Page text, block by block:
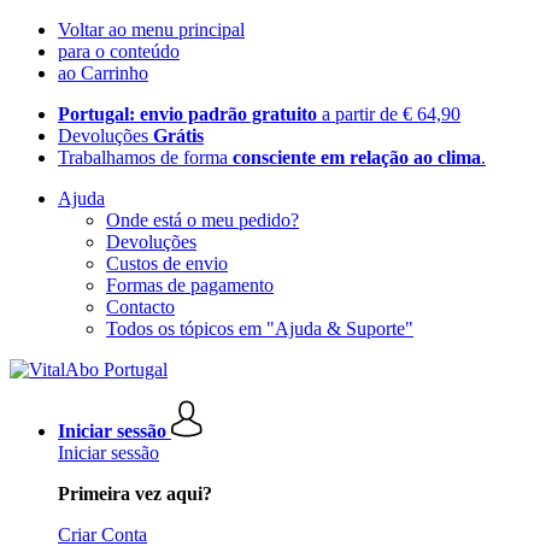
Voltar ao menu principal
para o conteúdo
ao Carrinho
Portugal: envio padrão gratuito a partir de € 64,90
Devoluções Grátis
Trabalhamos de forma consciente em relação ao clima.
Ajuda
Onde está o meu pedido?
Devoluções
Custos de envio
Formas de pagamento
Contacto
Todos os tópicos em "Ajuda & Suporte"
Iniciar sessão
Iniciar sessão
Primeira vez aqui?
Criar Conta